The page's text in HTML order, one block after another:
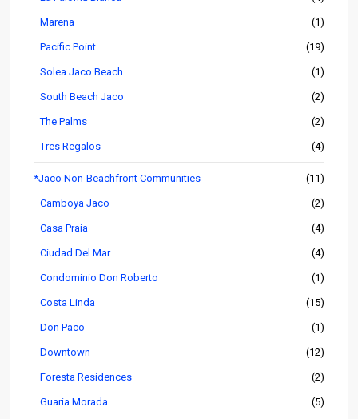
Marena (1)
Pacific Point (19)
Solea Jaco Beach (1)
South Beach Jaco (2)
The Palms (2)
Tres Regalos (4)
*Jaco Non-Beachfront Communities (11)
Camboya Jaco (2)
Casa Praia (4)
Ciudad Del Mar (4)
Condominio Don Roberto (1)
Costa Linda (15)
Don Paco (1)
Downtown (12)
Foresta Residences (2)
Guaria Morada (5)